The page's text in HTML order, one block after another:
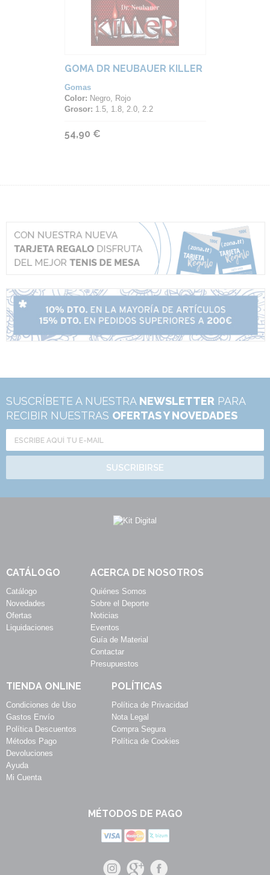
GOMA DR NEUBAUER KILLER
Gomas
Color: Negro, Rojo
Grosor: 1.5, 1.8, 2.0, 2.2
54,90 €
SUSCRÍBETE A NUESTRA NEWSLETTER PARA
RECIBIR NUESTRAS OFERTAS Y NOVEDADES
SUSCRIBIRSE
CATÁLOGO
Catálogo
Novedades
Ofertas
Liquidaciones
ACERCA DE NOSOTROS
Quiénes Somos
Sobre el Deporte
Noticias
Eventos
Guía de Material
Contactar
Presupuestos
TIENDA ONLINE
Condiciones de Uso
Gastos Envío
Política Descuentos
Métodos Pago
Devoluciones
Ayuda
Mi Cuenta
POLÍTICAS
Política de Privacidad
Nota Legal
Compra Segura
Política de Cookies
MÉTODOS DE PAGO